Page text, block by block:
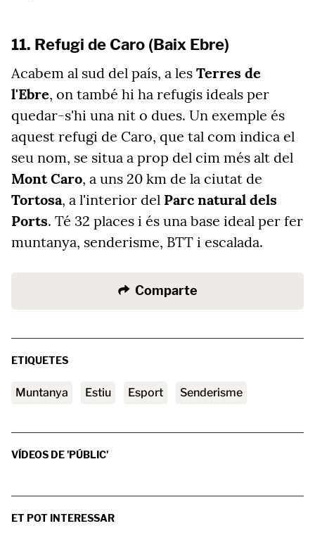
11. Refugi de Caro (Baix Ebre)
Acabem al sud del país, a les Terres de
l'Ebre, on també hi ha refugis ideals per
quedar-s'hi una nit o dues. Un exemple és
aquest refugi de Caro, que tal com indica el
seu nom, se situa a prop del cim més alt del
Mont Caro, a uns 20 km de la ciutat de
Tortosa, a l'interior del Parc natural dels
Ports. Té 32 places i és una base ideal per fer
muntanya, senderisme, BTT i escalada.
Comparte
ETIQUETES
muntanya estiu esport senderisme
VÍDEOS DE 'PÚBLIC'
ET POT INTERESSAR